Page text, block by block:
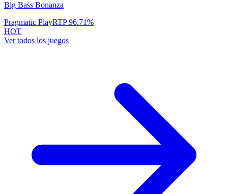
Big Bass Bonanza
Pragmatic PlayRTP96.71%
HOT
Ver todos los juegos